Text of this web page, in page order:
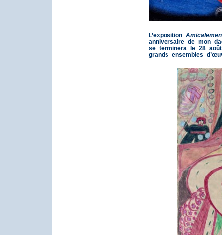
L’exposition
anniversaire de mon
se terminera le 28
grands ensembles